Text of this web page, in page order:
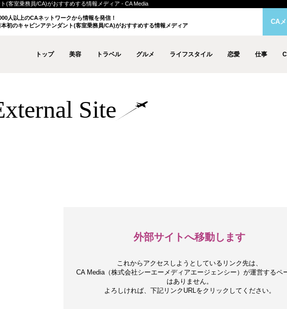
(客室乗務員/CA)がおすすめする情報メディア - CA Media
人以上のCAネットワークから情報を発信！
本初のキャビンアテンダント(客室乗務員/CA)がおすすめする情報メディア
トップ 美容 トラベル グルメ ライフスタイル 恋愛 仕事
CA
Site
外部サイトへ移動します
これからアクセスしようとしているリンク先は、
CA Media（株式会社シーエーメディアエージェンシー）が運営するペ
はありません。
よろしければ、下記リンクURLをクリックしてください。